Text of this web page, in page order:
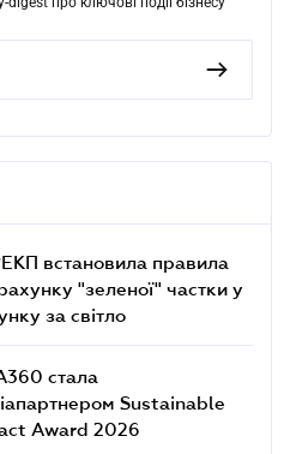
встановила правила
"зеленої" частки у
за світло
стала
Sustainable
Award 2026